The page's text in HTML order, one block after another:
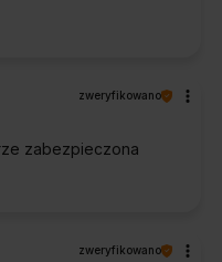
zweryfikowano
zabezpieczona
zweryfikowano